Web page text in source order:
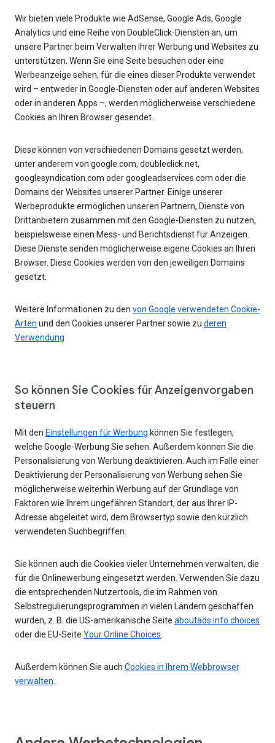
Wir bieten viele Produkte wie AdSense, Google Ads, Google
Analytics und eine Reihe von DoubleClick-Diensten an, um
unsere Partner beim Verwalten ihrer Werbung und Websites zu
unterstützen. Wenn Sie eine Seite besuchen oder eine
Werbeanzeige sehen, für die eines dieser Produkte verwendet
wird – entweder in Google-Diensten oder auf anderen Websites
oder in anderen Apps –, werden möglicherweise verschiedene
Cookies an Ihren Browser gesendet.
Diese können von verschiedenen Domains gesetzt werden,
unter anderem von google.com, doubleclick.net,
googlesyndication.com oder googleadservices.com oder die
Domains der Websites unserer Partner. Einige unserer
Werbeprodukte ermöglichen unseren Partnern, Dienste von
Drittanbietern zusammen mit den Google-Diensten zu nutzen,
beispielsweise einen Mess- und Berichtsdienst für Anzeigen.
Diese Dienste senden möglicherweise eigene Cookies an Ihren
Browser. Diese Cookies werden von den jeweiligen Domains
gesetzt.
Weitere Informationen zu den von Google verwendeten Cookie-
Arten und den Cookies unserer Partner sowie zu deren
Verwendung
So können Sie Cookies für Anzeigenvorgaben
steuern
Mit den Einstellungen für Werbung können Sie festlegen,
welche Google-Werbung Sie sehen. Außerdem können Sie die
Personalisierung von Werbung deaktivieren. Auch im Falle einer
Deaktivierung der Personalisierung von Werbung sehen Sie
möglicherweise weiterhin Werbung auf der Grundlage von
Faktoren wie Ihrem ungefähren Standort, der aus Ihrer IP-
Adresse abgeleitet wird, dem Browsertyp sowie den kürzlich
verwendeten Suchbegriffen.
Sie können auch die Cookies vieler Unternehmen verwalten, die
für die Onlinewerbung eingesetzt werden. Verwenden Sie dazu
die entsprechenden Nutzertools, die im Rahmen von
Selbstregulierungsprogrammen in vielen Ländern geschaffen
wurden, z. B. die US-amerikanische Seite aboutads.info choices
oder die EU-Seite Your Online Choices.
Außerdem können Sie auch Cookies in Ihrem Webbrowser
verwalten.